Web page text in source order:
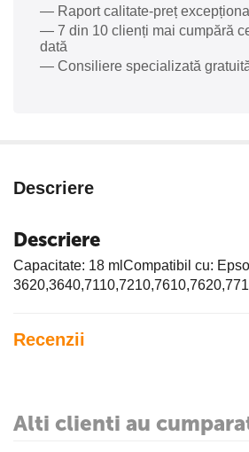
— Raport calitate-preț excepțional
— 7 din 10 clienți mai cumpără
dată
— Consiliere specializată
Descriere
Descriere
Capacitate: 18 mlCompatibil cu:
Recenzii
Alti clienti au